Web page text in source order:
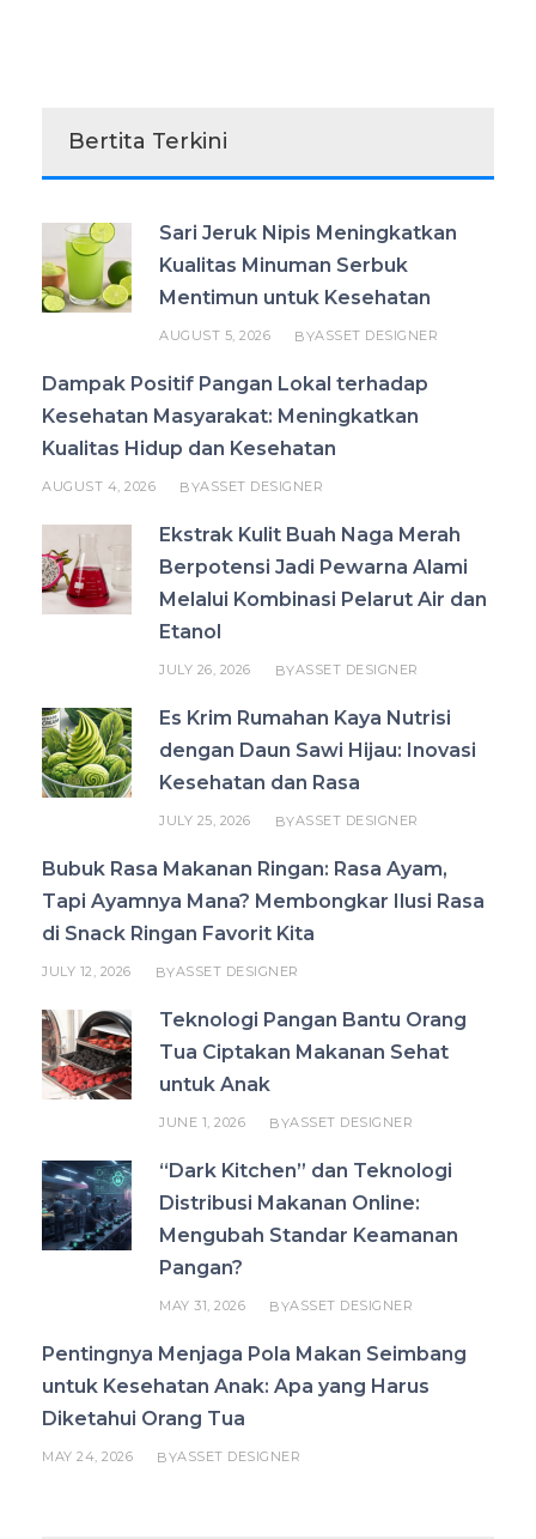
Bertita Terkini
Sari Jeruk Nipis Meningkatkan
Kualitas Minuman Serbuk
Mentimun untuk Kesehatan
AUGUST 5, 2026 BYASSET DESIGNER
Dampak Positif Pangan Lokal terhadap
Kesehatan Masyarakat: Meningkatkan
Kualitas Hidup dan Kesehatan
AUGUST 4, 2026 BYASSET DESIGNER
Ekstrak Kulit Buah Naga Merah
Berpotensi Jadi Pewarna Alami
Melalui Kombinasi Pelarut Air dan
Etanol
JULY 26, 2026 BYASSET DESIGNER
Es Krim Rumahan Kaya Nutrisi
dengan Daun Sawi Hijau: Inovasi
Kesehatan dan Rasa
JULY 25, 2026 BYASSET DESIGNER
Bubuk Rasa Makanan Ringan: Rasa Ayam,
Tapi Ayamnya Mana? Membongkar Ilusi Rasa
di Snack Ringan Favorit Kita
JULY 12, 2026 BYASSET DESIGNER
Teknologi Pangan Bantu Orang
Tua Ciptakan Makanan Sehat
untuk Anak
JUNE 1, 2026 BYASSET DESIGNER
“Dark Kitchen” dan Teknologi
Distribusi Makanan Online:
Mengubah Standar Keamanan
Pangan?
MAY 31, 2026 BYASSET DESIGNER
Pentingnya Menjaga Pola Makan Seimbang
untuk Kesehatan Anak: Apa yang Harus
Diketahui Orang Tua
MAY 24, 2026 BYASSET DESIGNER